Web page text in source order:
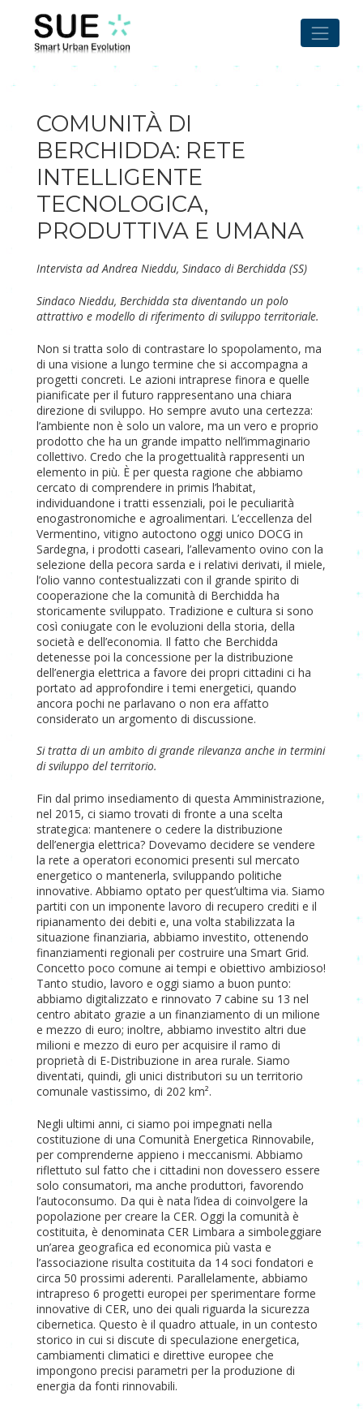
content
COMUNITÀ DI
BERCHIDDA: RETE
INTELLIGENTE
TECNOLOGICA,
PRODUTTIVA E UMANA
Intervista ad Andrea Nieddu, Sindaco di Berchidda (SS)
Sindaco Nieddu, Berchidda sta diventando un polo
attrattivo e modello di riferimento di sviluppo territoriale.
Non si tratta solo di contrastare lo spopolamento, ma
di una visione a lungo termine che si accompagna a
progetti concreti. Le azioni intraprese finora e quelle
pianificate per il futuro rappresentano una chiara
direzione di sviluppo. Ho sempre avuto una certezza:
l’ambiente non è solo un valore, ma un vero e proprio
prodotto che ha un grande impatto nell’immaginario
collettivo. Credo che la progettualità rappresenti un
elemento in più. È per questa ragione che abbiamo
cercato di comprendere in primis l’habitat,
individuandone i tratti essenziali, poi le peculiarità
enogastronomiche e agroalimentari. L’eccellenza del
Vermentino, vitigno autoctono oggi unico DOCG in
Sardegna, i prodotti caseari, l’allevamento ovino con la
selezione della pecora sarda e i relativi derivati, il miele,
l’olio vanno contestualizzati con il grande spirito di
cooperazione che la comunità di Berchidda ha
storicamente sviluppato. Tradizione e cultura si sono
così coniugate con le evoluzioni della storia, della
società e dell’economia. Il fatto che Berchidda
detenesse poi la concessione per la distribuzione
dell’energia elettrica a favore dei propri cittadini ci ha
portato ad approfondire i temi energetici, quando
ancora pochi ne parlavano o non era affatto
considerato un argomento di discussione.
Si tratta di un ambito di grande rilevanza anche in termini
di sviluppo del territorio.
Fin dal primo insediamento di questa Amministrazione,
nel 2015, ci siamo trovati di fronte a una scelta
strategica: mantenere o cedere la distribuzione
dell’energia elettrica? Dovevamo decidere se vendere
la rete a operatori economici presenti sul mercato
energetico o mantenerla, sviluppando politiche
innovative. Abbiamo optato per quest’ultima via. Siamo
partiti con un imponente lavoro di recupero crediti e il
ripianamento dei debiti e, una volta stabilizzata la
situazione finanziaria, abbiamo investito, ottenendo
finanziamenti regionali per costruire una Smart Grid.
Concetto poco comune ai tempi e obiettivo ambizioso!
Tanto studio, lavoro e oggi siamo a buon punto:
abbiamo digitalizzato e rinnovato 7 cabine su 13 nel
centro abitato grazie a un finanziamento di un milione
e mezzo di euro; inoltre, abbiamo investito altri due
milioni e mezzo di euro per acquisire il ramo di
proprietà di E-Distribuzione in area rurale. Siamo
diventati, quindi, gli unici distributori su un territorio
comunale vastissimo, di 202 km².
Negli ultimi anni, ci siamo poi impegnati nella
costituzione di una Comunità Energetica Rinnovabile,
per comprenderne appieno i meccanismi. Abbiamo
riflettuto sul fatto che i cittadini non dovessero essere
solo consumatori, ma anche produttori, favorendo
l’autoconsumo. Da qui è nata l’idea di coinvolgere la
popolazione per creare la CER. Oggi la comunità è
costituita, è denominata CER Limbara a simboleggiare
un’area geografica ed economica più vasta e
l’associazione risulta costituita da 14 soci fondatori e
circa 50 prossimi aderenti. Parallelamente, abbiamo
intrapreso 6 progetti europei per sperimentare forme
innovative di CER, uno dei quali riguarda la sicurezza
cibernetica. Questo è il quadro attuale, in un contesto
storico in cui si discute di speculazione energetica,
cambiamenti climatici e direttive europee che
impongono precisi parametri per la produzione di
energia da fonti rinnovabili.